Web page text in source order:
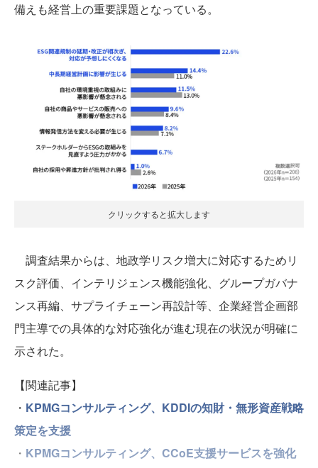
備えも経営上の重要課題となっている。
クリックすると拡大します
調査結果からは、地政学リスク増大に対応するためリ
スク評価、インテリジェンス機能強化、グループガバナ
ンス再編、サプライチェーン再設計等、企業経営企画部
門主導での具体的な対応強化が進む現在の状況が明確に
示された。
【関連記事】
・ KPMGコンサルティング、KDDIの知財・無形資産戦略
策定を支援
・ KPMGコンサルティング、CCoE支援サービスを強化